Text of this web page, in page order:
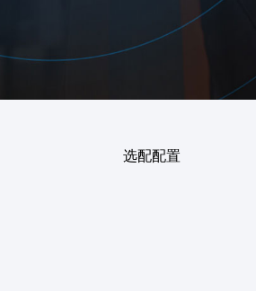
选配配置